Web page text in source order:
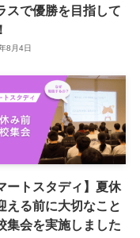
スで優勝を目指して
8月4日
ートスタディ】夏休
える前に大切なこと
集会を実施しました